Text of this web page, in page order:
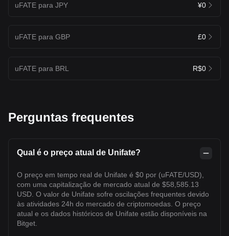
uFATE para JPY ¥0
uFATE para GBP £0
uFATE para BRL R$0
Perguntas frequentes
Qual é o preço atual de Unifate?
O preço em tempo real de Unifate é $0 por (uFATE/USD),
com uma capitalização de mercado atual de $58,585.13
USD. O valor de Unifate sofre oscilações frequentes devido
às atividades 24h do mercado de criptomoedas. O preço
atual e os dados históricos de Unifate estão disponíveis na
Bitget.